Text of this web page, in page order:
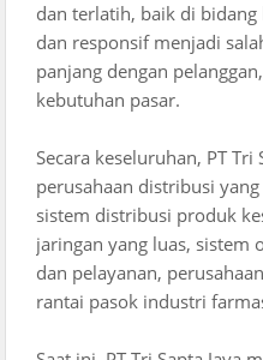
dan terlatih, baik di
dan responsif menjadi
panjang dengan
kebutuhan pasar.
Secara keseluruhan, PT
perusahaan distribusi
sistem distribusi produk
jaringan yang luas, sistem
dan pelayanan,
rantai pasok industri